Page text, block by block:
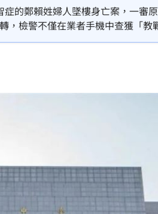
的鄭賴姓婦人墜樓身亡案，一審
，檢警不僅在業者手機中查獲「教
脈出血，是典型的「高處墜落傷」